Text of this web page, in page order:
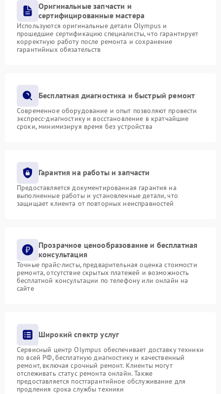
Оригинальные запчасти и
сертифицированные мастера
Используются оригинальные детали Olympus и
прошедшие сертификацию специалисты, что гарантирует
корректную работу после ремонта и сохранение
гарантийных обязательств
Бесплатная диагностика и быстрый ремонт
Современное оборудование и опыт позволяют провести
экспресс-диагностику и восстановление в кратчайшие
сроки, минимизируя время без устройства
Гарантия на работы и запчасти
Предоставляется документированная гарантия на
выполненные работы и установленные детали, что
защищает клиента от повторных неисправностей
Прозрачное ценообразование и бесплатная
консультация
Точные прайс-листы, предварительная оценка стоимости
ремонта, отсутствие скрытых платежей и возможность
бесплатной консультации по телефону или онлайн на
сайте
Широкий спектр услуг
Сервисный центр Olympus обеспечивает доставку техники
по всей РФ, бесплатную диагностику и качественный
ремонт, включая срочный ремонт. Клиенты могут
отслеживать статус ремонта онлайн. Также
предоставляется постгарантийное обслуживание для
продления срока службы техники